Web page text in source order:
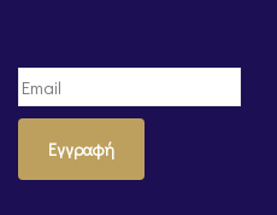
Εγγραφή